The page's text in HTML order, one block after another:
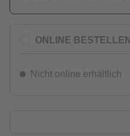
ONLINE BESTELLEN
Nicht online erhältlich